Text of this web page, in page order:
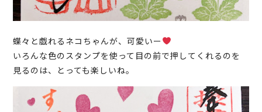
蝶々と戯れるネコちゃんが、可愛いー
いろんな色のスタンプを使って目の前で押してくれるのを
見るのは、とっても楽しいね。